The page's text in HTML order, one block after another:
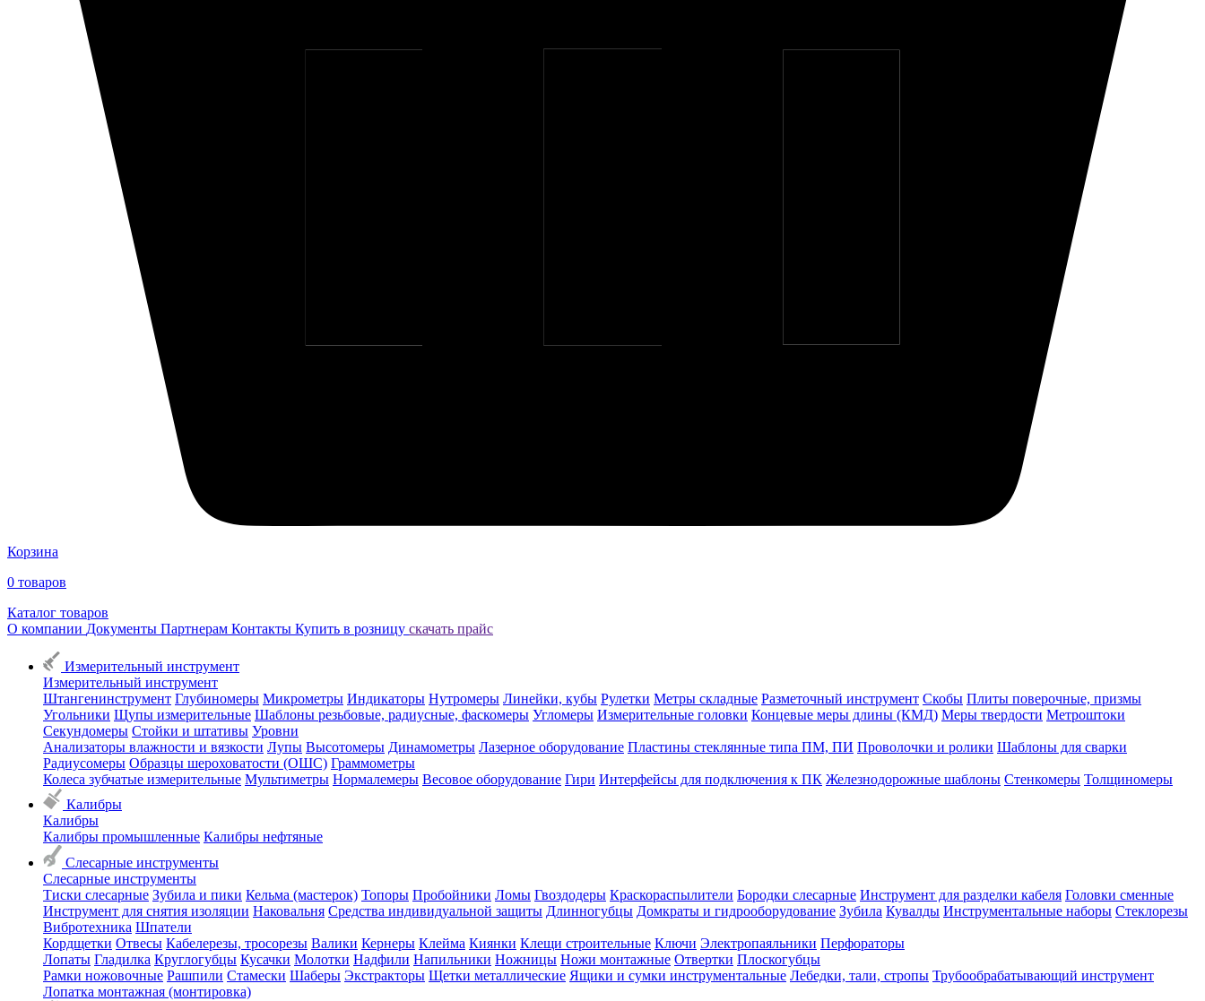
Корзина
0 товаров
Каталог товаров
О компании Документы Партнерам Контакты Купить в розницу скачать прайс
Измерительный инструмент
Измерительный инструмент
Штангенинструмент Глубиномеры Микрометры Индикаторы Нутромеры Линейки, кубы Рулетки Метры складные Разметочный инструмент Скобы Плиты поверочные, призмы
Угольники Щупы измерительные Шаблоны резьбовые, радиусные, фаскомеры Угломеры Измерительные головки Концевые меры длины (КМД) Меры твердости Метроштоки
Секундомеры Стойки и штативы Уровни
Анализаторы влажности и вязкости Лупы Высотомеры Динамометры Лазерное оборудование Пластины стеклянные типа ПМ, ПИ Проволочки и ролики Шаблоны для сварки
Радиусомеры Образцы шероховатости (ОШС) Граммометры
Колеса зубчатые измерительные Мультиметры Нормалемеры Весовое оборудование Гири Интерфейсы для подключения к ПК Железнодорожные шаблоны Стенкомеры Толщиномеры
Калибры
Калибры
Калибры промышленные Калибры нефтяные
Слесарные инструменты
Слесарные инструменты
Тиски слесарные Зубила и пики Кельма (мастерок) Топоры Пробойники Ломы Гвоздодеры Краскораспылители Бородки слесарные Инструмент для разделки кабеля Головки сменные
Инструмент для снятия изоляции Наковальня Средства индивидуальной защиты Длинногубцы Домкраты и гидрооборудование Зубила Кувалды Инструментальные наборы Стеклорезы
Вибротехника Шпатели
Кордщетки Отвесы Кабелерезы, тросорезы Валики Кернеры Клейма Киянки Клещи строительные Ключи Электропаяльники Перфораторы
Лопаты Гладилка Круглогубцы Кусачки Молотки Надфили Напильники Ножницы Ножи монтажные Отвертки Плоскогубцы
Рамки ножовочные Рашпили Стамески Шаберы Экстракторы Щетки металлические Ящики и сумки инструментальные Лебедки, тали, стропы Трубообрабатывающий инструмент
Лопатка монтажная (монтировка)